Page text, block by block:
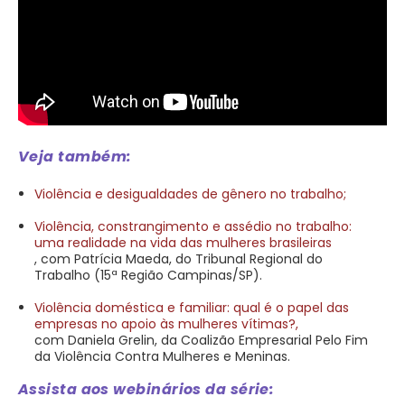
Veja também:
Violência e desigualdades de gênero no trabalho;
Violência, constrangimento e assédio no trabalho:
uma realidade na vida das mulheres brasileiras
, com Patrícia Maeda, do Tribunal Regional do
Trabalho (15ª Região Campinas/SP).
Violência doméstica e familiar: qual é o papel das
empresas no apoio às mulheres vítimas?,
com Daniela Grelin, da Coalizão Empresarial Pelo Fim
da Violência Contra Mulheres e Meninas.
Assista aos webinários da série: